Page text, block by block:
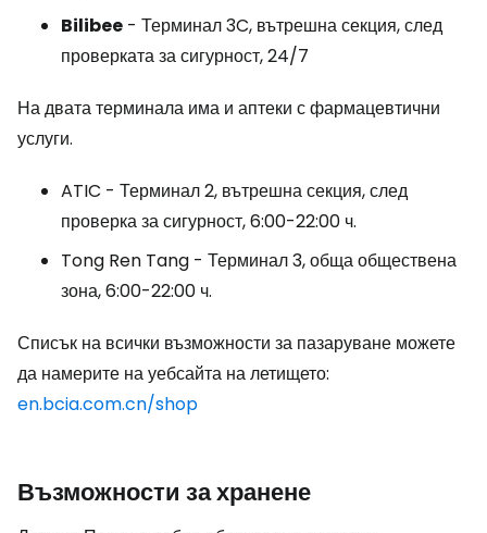
Bilibee - Терминал 3C, вътрешна секция, след
проверката за сигурност, 24/7
На двата терминала има и аптеки с фармацевтични
услуги.
ATIC - Терминал 2, вътрешна секция, след
проверка за сигурност, 6:00-22:00 ч.
Tong Ren Tang - Терминал 3, обща обществена
зона, 6:00-22:00 ч.
Списък на всички възможности за пазаруване можете
да намерите на уебсайта на летището:
en.bcia.com.cn/shop
Възможности за хранене